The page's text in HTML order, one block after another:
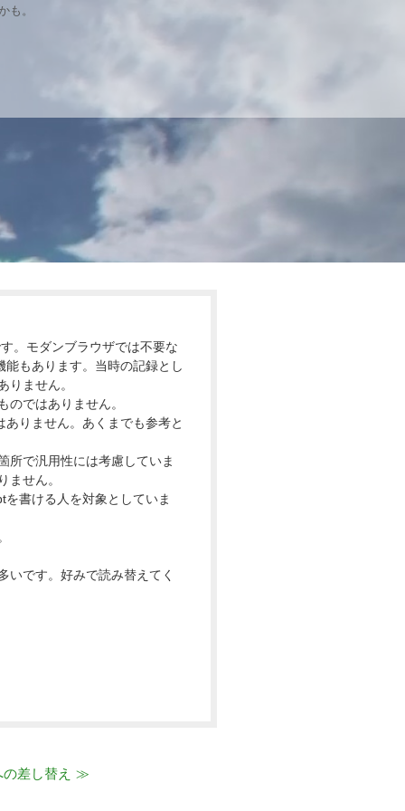
も。
。モダンブラウザでは不要な
もあります。当時の記録とし
りません。
のではありません。
ありません。あくまでも参考と
所で汎用性には考慮していま
ません。
を書ける人を対象としていま
いです。好みで読み替えてく
差し替え